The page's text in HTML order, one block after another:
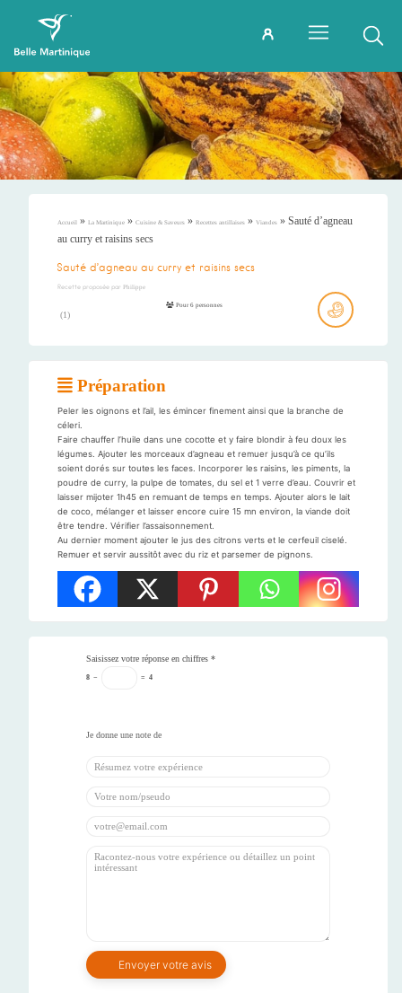
Accueil » La Martinique » Cuisine & Saveurs » Recettes antillaises » Viandes » Sauté d’agneau
au curry et raisins secs
Sauté d’agneau au curry et raisins secs
Recette proposée par Philippe
(1)
Pour 6 personnes
Préparation
Peler les oignons et l’ail, les émincer finement ainsi que la branche de
céleri.
Faire chauffer l’huile dans une cocotte et y faire blondir à feu doux les
légumes. Ajouter les morceaux d’agneau et remuer jusqu’à ce qu’ils
soient dorés sur toutes les faces. Incorporer les raisins, les piments, la
poudre de curry, la pulpe de tomates, du sel et 1 verre d’eau. Couvrir et
laisser mijoter 1h45 en remuant de temps en temps. Ajouter alors le lait
de coco, mélanger et laisser encore cuire 15 mn environ, la viande doit
être tendre. Vérifier l’assaisonnement.
Au dernier moment ajouter le jus des citrons verts et le cerfeuil ciselé.
Remuer et servir aussitôt avec du riz et parsemer de pignons.
Saisissez votre réponse en chiffres *
8 − = 4